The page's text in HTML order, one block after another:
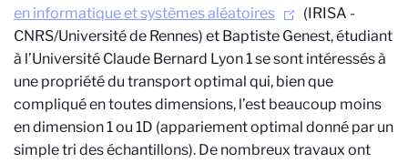
en informatique et systèmes aléatoires
(IRISA -
CNRS/Université de Rennes) et Baptiste Genest, étudiant
à l’Université Claude Bernard Lyon 1 se sont intéressés à
une propriété du transport optimal qui, bien que
compliqué en toutes dimensions, l’est beaucoup moins
en dimension 1 ou 1D (appariement optimal donné par un
simple tri des échantillons). De nombreux travaux ont